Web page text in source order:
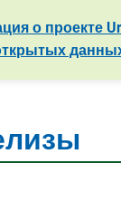
о проекте